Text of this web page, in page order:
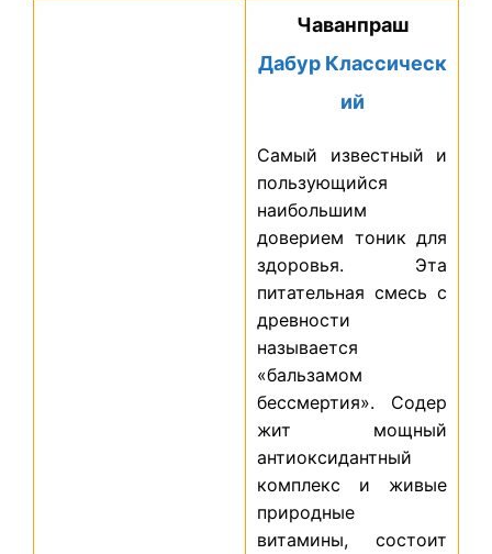
Чаванпраш
Дабур Классическ
ий
Самый известный и
пользующийся
наибольшим
доверием тоник для
здоровья. Эта
питательная смесь с
древности
называется
«бальзамом
бессмертия». Содер
жит мощный
антиоксидантный
комплекс и живые
природные
витамины, состоит